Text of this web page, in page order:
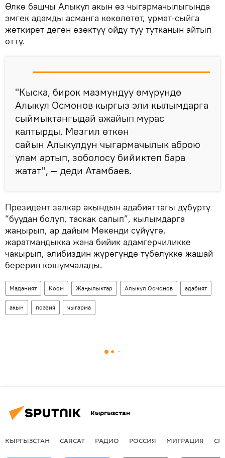
Өлкө башчы Алыкул акын өз чыгармачылыгында
эмгек адамды асманга көкөлөтөт, урмат-сыйга
жеткирет деген өзөктүү ойду туу тутканын айтып
өттү.
"Кыска, бирок мазмундуу өмүрүндө
Алыкул Осмонов кыргыз эли кылымдарга
сыймыктангыдай ажайып мурас
калтырды. Мезгил өткөн
сайын Алыкулдун чыгармачылык аброю
улам артып, зоболосу бийиктеп бара
жатат", — деди Атамбаев.
Президент залкар акындын адабияттагы дүбүртү
“буудан болуп, таскак салып”, кылымдарга
жаңырып, ар дайым Мекенди сүйүүгө,
жаратмандыкка жана бийик адамгерчиликке
чакырып, элибиздин жүрөгүндө түбөлүккө жашай
берерин кошумчалады.
Маданият Коом Жаңылыктар Алыкул Осмонов адабият
акын поэзия чыгарма
Кыргызстан
КЫРГЫЗСТАН САЯСАТ РАДИО РОССИЯ МИГРАЦИЯ